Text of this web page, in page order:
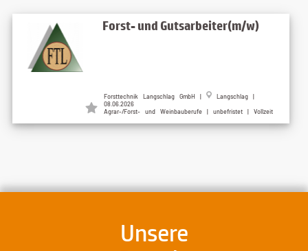
Forst- und Gutsarbeiter(m/w)
Forsttechnik Langschlag GmbH |
Langschlag |
08.06.2026
Agrar-/Forst- und Weinbauberufe | unbefristet | Vollzeit
Unsere